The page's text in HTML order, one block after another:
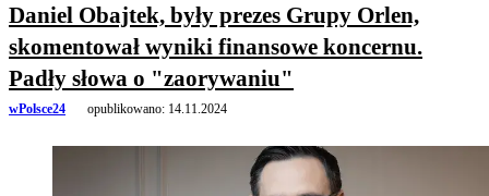
Daniel Obajtek, były prezes Grupy Orlen,
skomentował wyniki finansowe koncernu.
Padły słowa o "zaorywaniu"
wPolsce24 opublikowano: 14.11.2024